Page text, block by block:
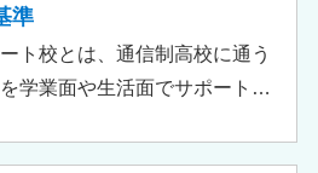
信制高校に通っているからと
大学進学に不利になることは
せん。中には、大学進学を想
準
ト校とは、通信制高校に通う
学業面や生活面でサポートす